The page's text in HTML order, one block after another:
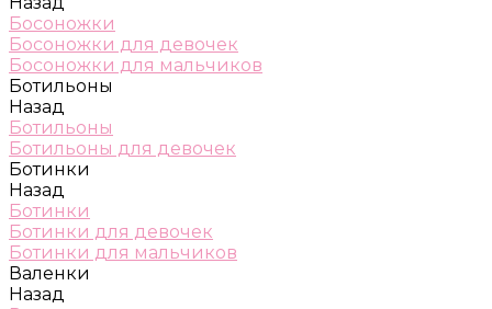
Босоножки
Босоножки для девочек
Босоножки для мальчиков
Ботильоны
Назад
Ботильоны
Ботильоны для девочек
Ботинки
Назад
Ботинки
Ботинки для девочек
Ботинки для мальчиков
Валенки
Назад